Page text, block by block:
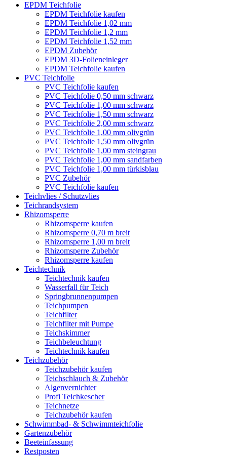
EPDM Teichfolie
EPDM Teichfolie kaufen
EPDM Teichfolie 1,02 mm
EPDM Teichfolie 1,2 mm
EPDM Teichfolie 1,52 mm
EPDM Zubehör
EPDM 3D-Folieneinleger
EPDM Teichfolie kaufen
PVC Teichfolie
PVC Teichfolie kaufen
PVC Teichfolie 0,50 mm schwarz
PVC Teichfolie 1,00 mm schwarz
PVC Teichfolie 1,50 mm schwarz
PVC Teichfolie 2,00 mm schwarz
PVC Teichfolie 1,00 mm olivgrün
PVC Teichfolie 1,50 mm olivgrün
PVC Teichfolie 1,00 mm steingrau
PVC Teichfolie 1,00 mm sandfarben
PVC Teichfolie 1,00 mm türkisblau
PVC Zubehör
PVC Teichfolie kaufen
Teichvlies / Schutzvlies
Teichrandsystem
Rhizomsperre
Rhizomsperre kaufen
Rhizomsperre 0,70 m breit
Rhizomsperre 1,00 m breit
Rhizomsperre Zubehör
Rhizomsperre kaufen
Teichtechnik
Teichtechnik kaufen
Wasserfall für Teich
Springbrunnenpumpen
Teichpumpen
Teichfilter
Teichfilter mit Pumpe
Teichskimmer
Teichbeleuchtung
Teichtechnik kaufen
Teichzubehör
Teichzubehör kaufen
Teichschlauch & Zubehör
Algenvernichter
Profi Teichkescher
Teichnetze
Teichzubehör kaufen
Schwimmbad- & Schwimmteichfolie
Gartenzubehör
Beeteinfassung
Restposten